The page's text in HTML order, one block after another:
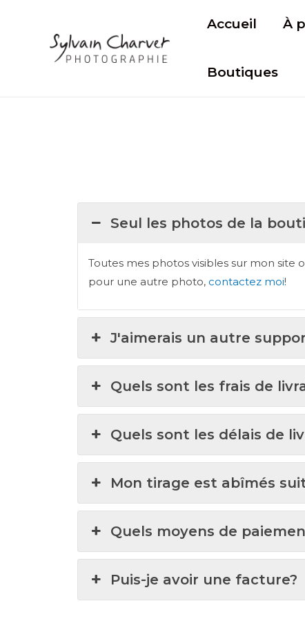
Accueil À
Boutiques
Seul les photos de la
Toutes mes photos visibles sur mon site
pour une autre photo, contactez moi!
J'aimerais un autre
Quels sont les frais de
Quels sont les délais de
Mon tirage est abîmés
Quels moyens de
Puis-je avoir une facture?